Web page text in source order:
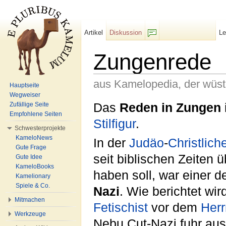
Zungenrede
aus Kamelopedia, der
Das Reden in Zungen
Stilfigur.
In der Judäo-
seit biblischen Zeiten
haben soll, war einer
Nazi. Wie berichtet
Fetischist vor dem
Artikel
Diskussion
Hauptseite
Wegweiser
Zufällige Seite
Empfohlene Seiten
Schwesterprojekte
KameloNews
Gute Frage
Gute Idee
KameloBooks
Kamelionary
Spiele & Co.
Mitmachen
Werkzeuge